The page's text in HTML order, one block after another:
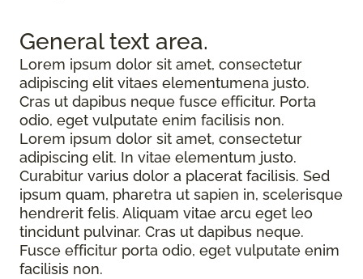
General text area.
Lorem ipsum dolor sit amet, consectetur
adipiscing elit vitaes elementumena justo.
Cras ut dapibus neque fusce efficitur. Porta
odio, eget vulputate enim facilisis non.
Lorem ipsum dolor sit amet, consectetur
adipiscing elit. In vitae elementum justo.
Curabitur varius dolor a placerat facilisis. Sed
ipsum quam, pharetra ut sapien in, scelerisque
hendrerit felis. Aliquam vitae arcu eget leo
tincidunt pulvinar. Cras ut dapibus neque.
Fusce efficitur porta odio, eget vulputate enim
facilisis non.